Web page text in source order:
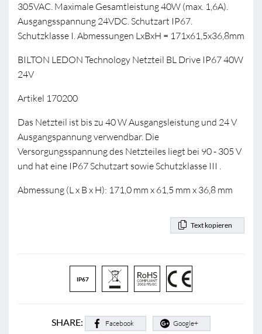
305VAC. Maximale Gesamtleistung 40W (max. 1,6A).
Ausgangsspannung 24VDC. Schutzart IP67.
Schutzklasse I. Abmessungen LxBxH = 171x61,5x36,8mm
BILTON LEDON Technology Netzteil BL Drive IP67 40W
24V
Artikel 170200
Das Netzteil ist bis zu 40 W Ausgangsleistung und 24 V
Ausgangspannung verwendbar. Die
Versorgungsspannung des Netzteiles liegt bei 90 - 305 V
und hat eine IP67 Schutzart sowie Schutzklasse III .
Abmessung (L x B x H): 171,0 mm x 61,5 mm x 36,8 mm
Text kopieren
IP67
SHARE: Facebook Google+